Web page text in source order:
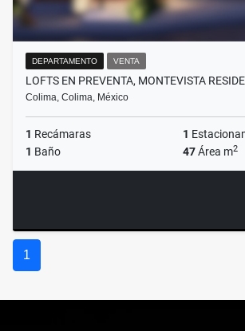
DEPARTAMENTO VENTA
LOFTS EN PREVENTA, MONTEVISTA
Colima, Colima, México
1 Recámaras 1
1 Baño 47Área m2
1